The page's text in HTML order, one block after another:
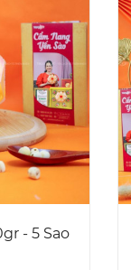
- 5 Sao